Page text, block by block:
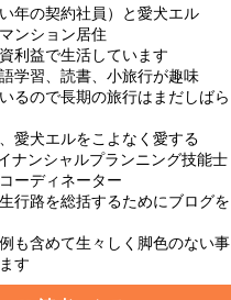
年の契約社員）と愛犬エル
ンション居住
利益で生活しています
学習、読書、小旅行が趣味
るので長期の旅行はまだしばら
愛犬エルをこよなく愛する
ナンシャルプランニング技能士
ーディネーター
行路を総括するためにブログを
も含めて生々しく脚色のない事
す